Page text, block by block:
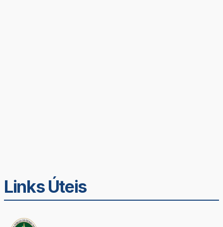
Links Úteis